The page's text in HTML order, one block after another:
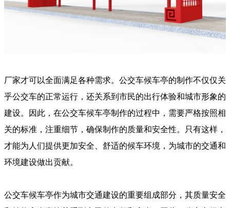
厂家才可以全面满足各种需求。公交车候车亭的制作不仅仅关
乎公交车的正常运行，还关系到市民的出行体验和城市形象的
建设。因此，在公交车候车亭制作的过程中，需要严格按照相
关的标准，注重细节，确保制作的质量和安全性。只有这样，
才能为人们提供更加安全、舒适的候车环境，为城市的交通和
环境建设做出贡献。
公交车候车亭作为城市交通建设的重要组成部分，其质量安全